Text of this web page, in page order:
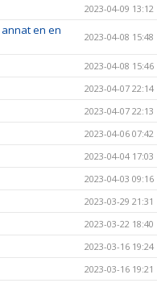
2023-04-09 13:12
en en
2023-04-08 15:48
2023-04-08 15:46
2023-04-07 22:14
2023-04-07 22:13
2023-04-06 07:42
2023-04-04 17:03
2023-04-03 09:16
2023-03-29 21:31
2023-03-22 18:40
2023-03-16 19:24
2023-03-16 19:21